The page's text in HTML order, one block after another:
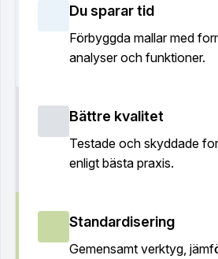
Du sparar tid
Förbyggda mallar med
analyser och funktioner.
Bättre kvalitet
Testade och skyddade
enligt bästa praxis.
Standardisering
Gemensamt verktyg,